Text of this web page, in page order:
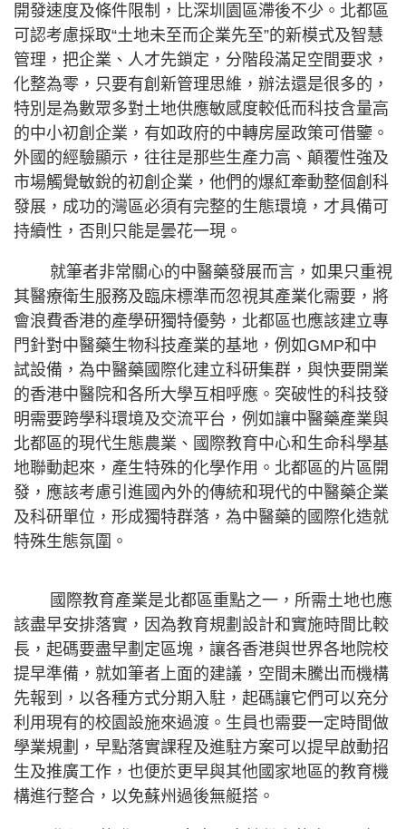
開發速度及條件限制，比深圳園區滯後不少。北都區
可認考慮採取“土地未至而企業先至”的新模式及智慧
管理，把企業、人才先鎖定，分階段滿足空間要求，
化整為零，只要有創新管理思維，辦法還是很多的，
特別是為數眾多對土地供應敏感度較低而科技含量高
的中小初創企業，有如政府的中轉房屋政策可借鑒。
外國的經驗顯示，往往是那些生產力高、顛覆性強及
市場觸覺敏銳的初創企業，他們的爆紅牽動整個創科
發展，成功的灣區必須有完整的生態環境，才具備可
持續性，否則只能是曇花一現。
就筆者非常關心的中醫藥發展而言，如果只重視
其醫療衛生服務及臨床標準而忽視其產業化需要，將
會浪費香港的產學研獨特優勢，北都區也應該建立專
門針對中醫藥生物科技產業的基地，例如GMP和中
試設備，為中醫藥國際化建立科研集群，與快要開業
的香港中醫院和各所大學互相呼應。突破性的科技發
明需要跨學科環境及交流平台，例如讓中醫藥產業與
北都區的現代生態農業、國際教育中心和生命科學基
地聯動起來，產生特殊的化學作用。北都區的片區開
發，應該考慮引進國內外的傳統和現代的中醫藥企業
及科研單位，形成獨特群落，為中醫藥的國際化造就
特殊生態氛圍。
國際教育產業是北都區重點之一，所需土地也應
該盡早安排落實，因為教育規劃設計和實施時間比較
長，起碼要盡早劃定區塊，讓各香港與世界各地院校
提早準備，就如筆者上面的建議，空間未騰出而機構
先報到，以各種方式分期入駐，起碼讓它們可以充分
利用現有的校園設施來過渡。生員也需要一定時間做
學業規劃，早點落實課程及進駐方案可以提早啟動招
生及推廣工作，也便於更早與其他國家地區的教育機
構進行整合，以免蘇州過後無艇搭。